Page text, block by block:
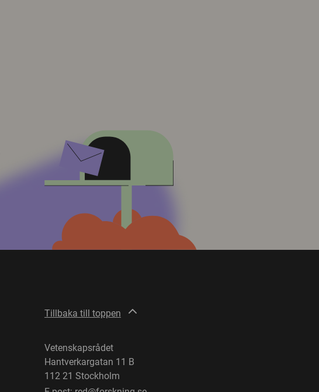
Tillbaka till toppen
Vetenskapsrådet
Hantverkargatan 11 B
112 21 Stockholm